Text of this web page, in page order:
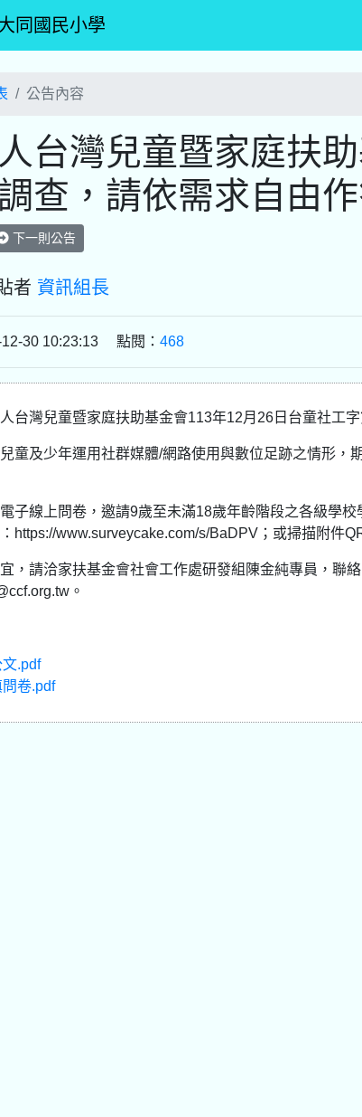
同國民小學
公告內容
台灣兒童暨家庭扶
查，請依需求自由作
下一則公告
者 資訊組長
12-30 10:23:13 點閱： 468
台灣兒童暨家庭扶助基金會113年12月26日台童社工
童及少年運用社群媒體/網路使用與數位足跡之情形，
子線上問卷，邀請9歲至未滿18歲年齡階段之各級學
https://www.surveycake.com/s/BaDPV；或掃描附件
，請洽家扶基金會社會工作處研發組陳金純專員，聯
。
.pdf
卷.pdf